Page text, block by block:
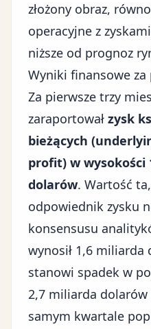
złożony obraz,
operacyjne z
niższe od prognoz
Wyniki finansowe za
Za pierwsze trzy
zaraportował zysk
bieżących
profit) w wysokości
dolarów. Wartość
odpowiednik zysku
konsensusu
wynosił 1,6
stanowi spadek w
2,7 miliarda
samym kwartale